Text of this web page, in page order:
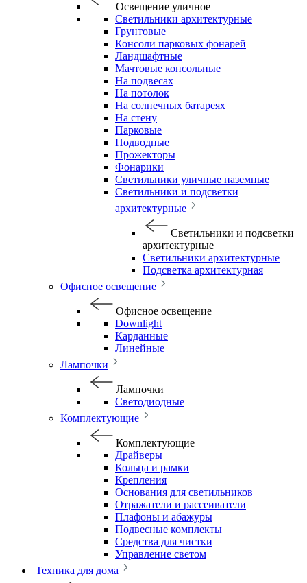
Освещение уличное
Светильники архитектурные
Грунтовые
Консоли парковых фонарей
Ландшафтные
Мачтовые консольные
На подвесах
На потолок
На солнечных батареях
На стену
Парковые
Подводные
Прожекторы
Фонарики
Светильники уличные наземные
Светильники и подсветки
архитектурные
Светильники и подсветки
архитектурные
Светильники архитектурные
Подсветка архитектурная
Офисное освещение
Офисное освещение
Downlight
Карданные
Линейные
Лампочки
Лампочки
Светодиодные
Комплектующие
Комплектующие
Драйверы
Кольца и рамки
Крепления
Основания для светильников
Отражатели и рассеиватели
Плафоны и абажуры
Подвесные комплекты
Средства для чистки
Управление светом
Техника для дома